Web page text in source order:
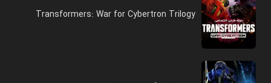
Transformers: War for Cybertron Trilogy